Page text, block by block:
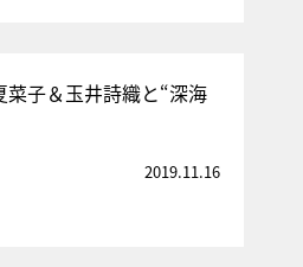
子＆玉井詩織と“深海
2019.11.16